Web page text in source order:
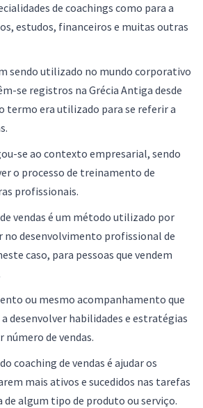
de coachings como para a
estudos, financeiros e muitas outras
sendo utilizado no mundo corporativo
se registros na Grécia Antiga desde
termo era utilizado para se referir a
se ao contexto empresarial, sendo
o processo de treinamento de
profissionais.
vendas é um método utilizado por
no desenvolvimento profissional de
caso, para pessoas que vendem
ou mesmo acompanhamento que
desenvolver habilidades e estratégias
de vendas.
coaching de vendas é ajudar os
mais ativos e sucedidos nas tarefas
de algum tipo de produto ou serviço.